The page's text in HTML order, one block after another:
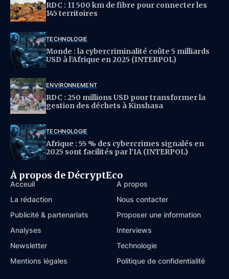
RDC : 11 500 km de fibre pour connecter les
145 territoires
TECHNOLOGIE
Monde : la cybercriminalité coûte 5 milliards
USD à l’Afrique en 2025 (INTERPOL)
ENVIRONNEMENT
RDC : 250 millions USD pour transformer la
gestion des déchets à Kinshasa
TECHNOLOGIE
Afrique : 55 % des cybercrimes signalés en
2025 sont facilités par l’IA (INTERPOL)
À propos de DécryptEco
Acceuil
À propos
La rédaction
Nous contacter
Publicité & partenariats
Proposer une information
Analyses
Interviews
Newsletter
Technologie
Mentions légales
Politique de confidentialité